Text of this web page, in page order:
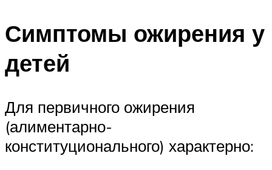
Симптомы ожирения у
детей
Для первичного ожирения
(алиментарно-
конституционального) характерно: